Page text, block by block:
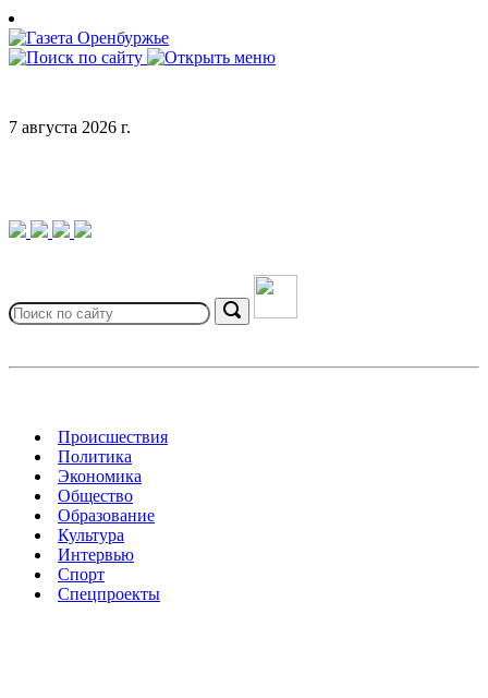
Skip
to
content
7 августа 2026 г.
for:
Search
Происшествия
Политика
Экономика
Общество
Образование
Культура
Интервью
Спорт
Спецпроекты